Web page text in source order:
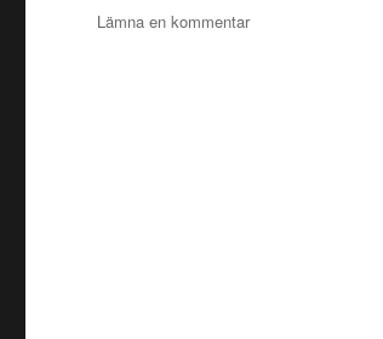
Lämna en kommentartill